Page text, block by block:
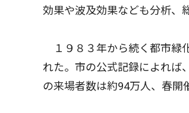
効果や波及効果なども分析、
１９８３年から続く都市緑
れた。市の公式記録によれば
の来場者数は約94万人、春開